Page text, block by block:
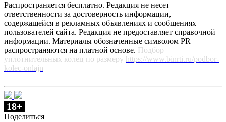
Распространяется бесплатно. Редакция не несет
ответственности за достоверность информации,
содержащейся в рекламных объявлениях и сообщениях
пользователей сайта. Редакция не предоставляет справочной
информации. Материалы обозначенные символом PR
распространяются на платной основе. Подбор
уплотнительных колец по размеру https://www.binrti.ru/podbor-
kolec-onlajn
18+
Поделиться